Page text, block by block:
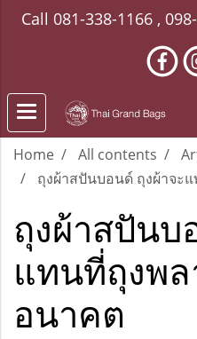
Call 081-338-1166 ,
Home All contents
ถุงผ้าสปันบอนด์ ถุงผ้าจะ
ถุงผ้าสปันบ
แทนที่ถุงพ
อนาคต